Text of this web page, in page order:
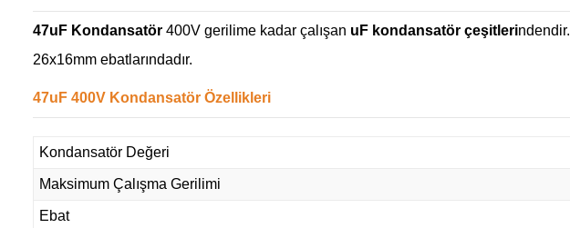
47uF Kondansatör 400V gerilime kadar çalışan uF kondansatör çeşitlerindendir.
26x16mm ebatlarındadır.
47uF 400V Kondansatör Özellikleri
Kondansatör Değeri
Maksimum Çalışma Gerilimi
Ebat